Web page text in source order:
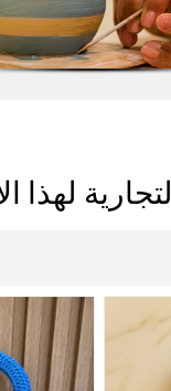
لهذا